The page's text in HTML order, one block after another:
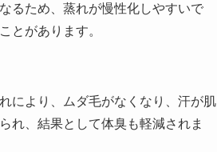
るため、蒸れが慢性化しやすいで
とがあります。
により、ムダ毛がなくなり、汗が肌
れ、結果として体臭も軽減されま